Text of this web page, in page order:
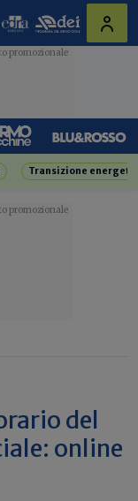
Transizione
del
online